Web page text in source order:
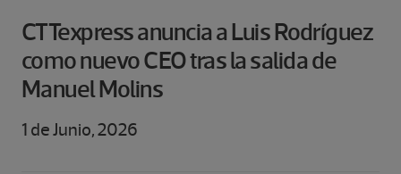
CTTexpress anuncia a Luis Rodríguez
como nuevo CEO tras la salida de
Manuel Molins
1 de Junio, 2026